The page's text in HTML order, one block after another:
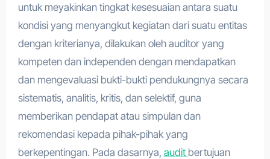
untuk meyakinkan tingkat kesesuaian antara suatu
kondisi yang menyangkut kegiatan dari suatu entitas
dengan kriterianya, dilakukan oleh auditor yang
kompeten dan independen dengan mendapatkan
dan mengevaluasi bukti-bukti pendukungnya secara
sistematis, analitis, kritis, dan selektif, guna
memberikan pendapat atau simpulan dan
rekomendasi kepada pihak-pihak yang
berkepentingan. Pada dasarnya, audit bertujuan